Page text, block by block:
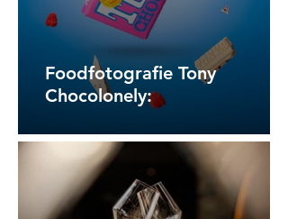
Foodfotografie Tony
Chocolonely: